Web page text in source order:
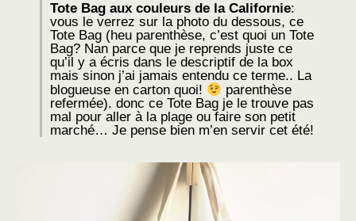
Tote Bag aux couleurs de la Californie:
vous le verrez sur la photo du dessous, ce
Tote Bag (heu parenthèse, c’est quoi un Tote
Bag? Nan parce que je reprends juste ce
qu’il y a écris dans le descriptif de la box
mais sinon j’ai jamais entendu ce terme.. La
blogueuse en carton quoi!
parenthèse
refermée). donc ce Tote Bag je le trouve pas
mal pour aller à la plage ou faire son petit
marché… Je pense bien m’en servir cet été!